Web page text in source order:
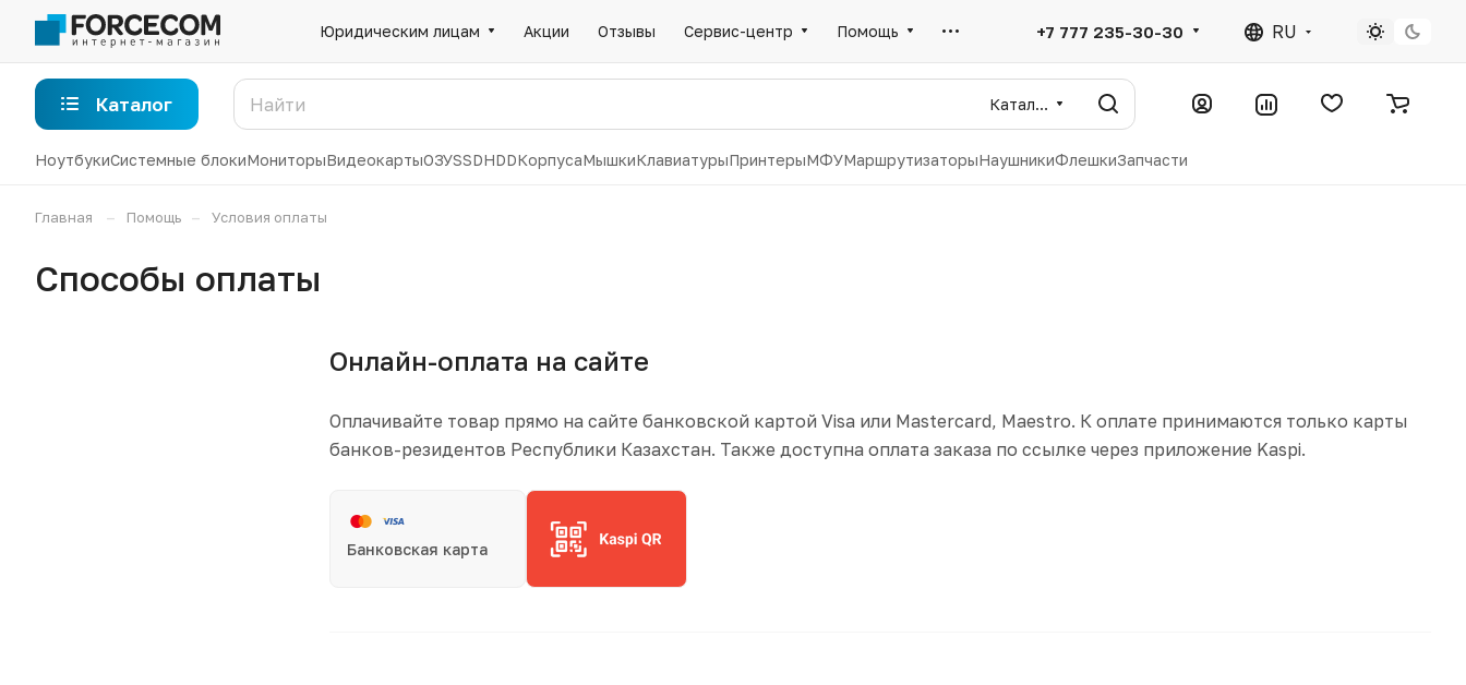
Юридическим лицам Акции Отзывы Сервис-центр Помощь +7 777 235-30-30 RU
Каталог Каталог
НоутбукиСистемные блокиМониторыВидеокартыОЗУSSDHDDКорпусаМышкиКлавиатурыПринтерыМФУМаршрутизаторыНаушникиФлешкиЗапчасти
Главная – Помощь – Условия оплаты
Способы оплаты
Онлайн-оплата на сайте
Оплачивайте товар прямо на сайте банковской картой Visa или Mastercard, Maestro. К оплате принимаются только карты
банков-резидентов Республики Казахстан. Также доступна оплата заказа по ссылке через приложение Kaspi.
Банковская карта